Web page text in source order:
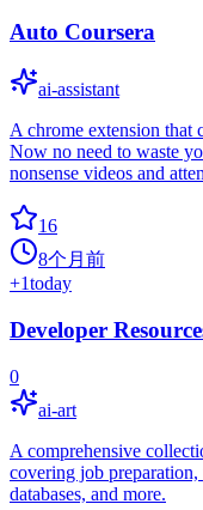
Auto Coursera
ai-assistant
A chrome extension that
Now no need to waste
nonsense videos and
16
8个月前
+1today
Developer
0
ai-art
A comprehensive
covering job
databases, and more.